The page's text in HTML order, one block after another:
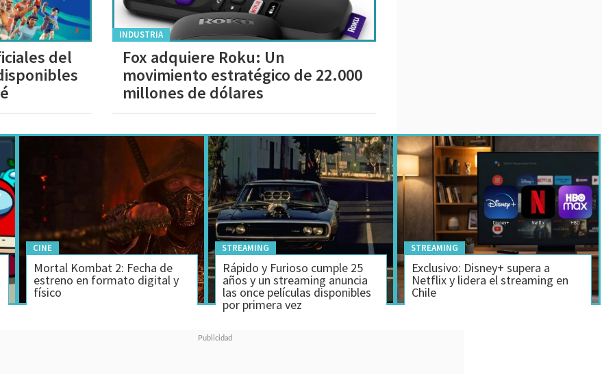
del
INDUSTRIA
Fox adquiere Roku: Un
movimiento estratégico de 22.000
millones de dólares
CINE
Mortal Kombat 2: Fecha de
estreno en formato digital y
físico
STREAMING
Rápido y Furioso cumple 25
años y un streaming anuncia
las once películas disponibles
por primera vez
STREAMING
Exclusivo: Disney+ supera a
Netflix y lidera el streaming en
Chile